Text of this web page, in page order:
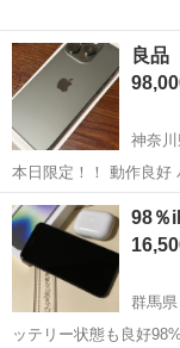
良
神奈
本日限定！！ 動作良好
の生活傷などはありま
iPhone15promax
ます🙇‍♀️
神奈川 厚木市
98％
群馬
ッテリー状態も良好